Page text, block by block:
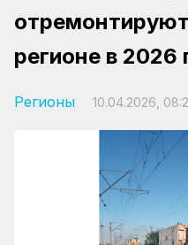
регионе в 2026
Регионы 10.04.2026,